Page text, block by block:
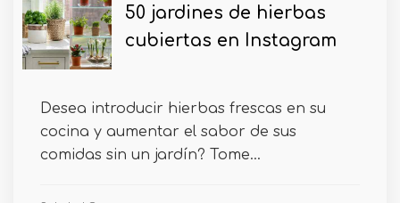
50 jardines de hierbas
cubiertas en Instagram
Desea introducir hierbas frescas en su
cocina y aumentar el sabor de sus
comidas sin un jardín? Tome...